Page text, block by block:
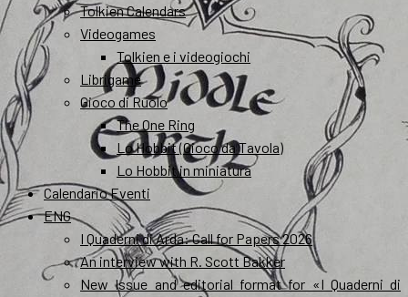
Tolkien Calendars
Videogames
Tolkien e i videogiochi
Librigame
Gioco di Ruolo
The One Ring
Lo Hobbit (Gioco da Tavola)
Lo Hobbit in miniatura
Calendario Eventi
ENG
I Quaderni di Arda: Call for Papers 2026
An interview with R. Scott Bakker
New Issue and editorial format for «I Quaderni di